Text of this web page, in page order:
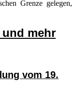
Grenze gelegen,
mehr
vom 19.